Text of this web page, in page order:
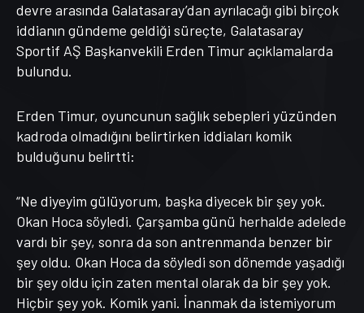
devre arasında Galatasaray’dan ayrılacağı gibi birçok
iddianın gündeme geldiği süreçte, Galatasaray
Sportif AŞ Başkanvekili Erden Timur açıklamalarda
bulundu.
Erden Timur, oyuncunun sağlık sebepleri yüzünden
kadroda olmadığını belirtirken iddiaları komik
bulduğunu belirtti:
“Ne diyeyim gülüyorum, başka diyecek bir şey yok.
Okan Hoca söyledi. Çarşamba günü herhalde adelede
vardı bir şey, sonra da son antrenmanda benzer bir
şey oldu. Okan Hoca da söyledi son dönemde yaşadığı
bir şey oldu için zaten mental olarak da bir şey yok.
Hiçbir şey yok. Komik yani. İnanmak da istemiyorum